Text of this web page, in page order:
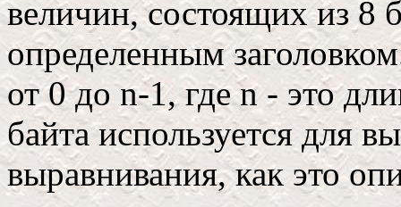
величин, состоящих из 8
определенным
от 0 до n-1, где n - это
байта используется для
выравнивания, как это